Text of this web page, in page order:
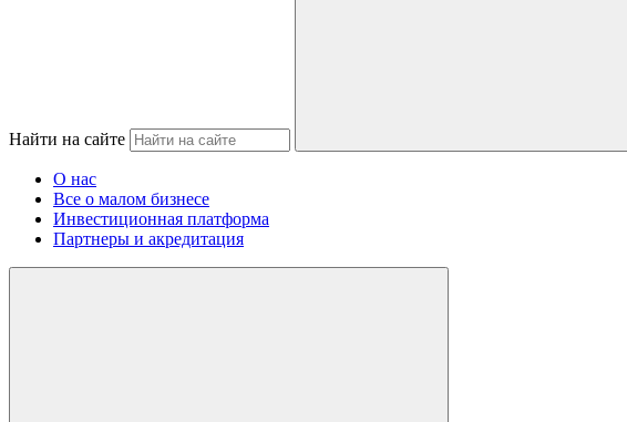
Найти на сайте
О нас
Все о малом бизнесе
Инвестиционная платформа
Партнеры и акредитация